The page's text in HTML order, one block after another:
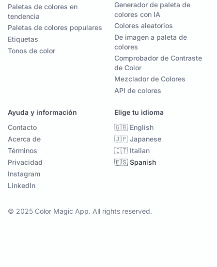
Paletas de colores en
tendencia
Paletas de colores populares
Etiquetas
Tonos de color
Generador de paleta de
colores con IA
Colores aleatorios
De imagen a paleta de
colores
Comprobador de Contraste
de Color
Mezclador de Colores
API de colores
Ayuda y información
Contacto
Acerca de
Términos
Privacidad
Instagram
LinkedIn
Elige tu idioma
🇬🇧 English
🇯🇵 Japanese
🇮🇹 Italian
🇪🇸 Spanish
© 2025 Color Magic App. All rights reserved.